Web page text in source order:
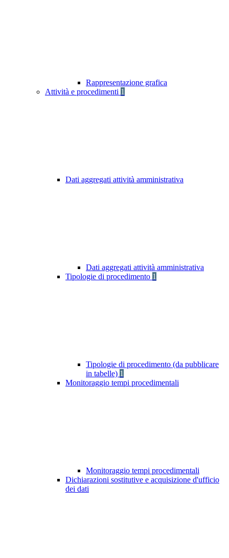
Rappresentazione grafica
Attività e procedimenti 1
Dati aggregati attività amministrativa
Dati aggregati attività amministrativa
Tipologie di procedimento 1
Tipologie di procedimento (da pubblicare
in tabelle) 1
Monitoraggio tempi procedimentali
Monitoraggio tempi procedimentali
Dichiarazioni sostitutive e acquisizione d'ufficio
dei dati